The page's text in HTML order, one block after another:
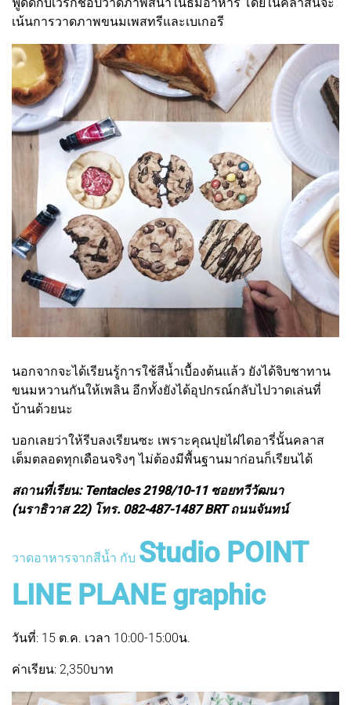
เน้นการวาดภาพขนมเพสทรีและเบเกอรี
นอกจากจะได้เรียนรู้การใช้สีน้ำเบื้องต้นแล้ว ยังได้จิบชาทาน
ขนมหวานกันให้เพลิน อีกทั้งยังได้อุปกรณ์กลับไปวาดเล่นที่
บ้านด้วยนะ
บอกเลยว่าให้รีบลงเรียนซะ เพราะคุณปุยไฝไดอารี่นั้นคลาส
เต็มตลอดทุกเดือนจริงๆ ไม่ต้องมีพื้นฐานมาก่อนก็เรียนได้
สถานที่เรียน: Tentacles 2198/10-11 ซอยทวีวัฒนา
(นราธิวาส 22) โทร. 082-487-1487 BRT ถนนจันทน์
วาดอาหารจากสีน้ำ กับ Studio POINT
LINE PLANE graphic
วันที่: 15 ต.ค. เวลา 10:00-15:00น.
ค่าเรียน: 2,350บาท